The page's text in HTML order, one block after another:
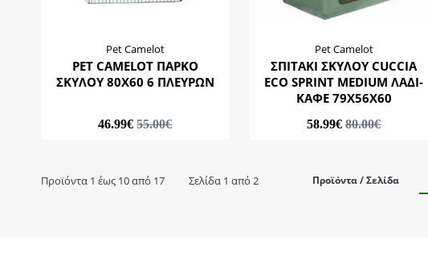
Pet Camelot
PET CAMELOT ΠΑΡΚΟ
ΣΚΥΛΟΥ 80Χ60 6 ΠΛΕΥΡΩΝ
46.99€55.00€
Pet Camelot
ΣΠΙΤΑΚΙ ΣΚΥΛΟΥ CUCCIA
ECO SPRINT MEDIUM ΛΑΔΙ-
ΚΑΦΕ 79X56X60
58.99€80.00€
Προϊόντα 1 έως 10 από 17 Σελίδα 1 από 2 Προϊόντα / Σελίδα